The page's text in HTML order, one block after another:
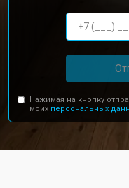
Нажимая на кнопку
моих персональных